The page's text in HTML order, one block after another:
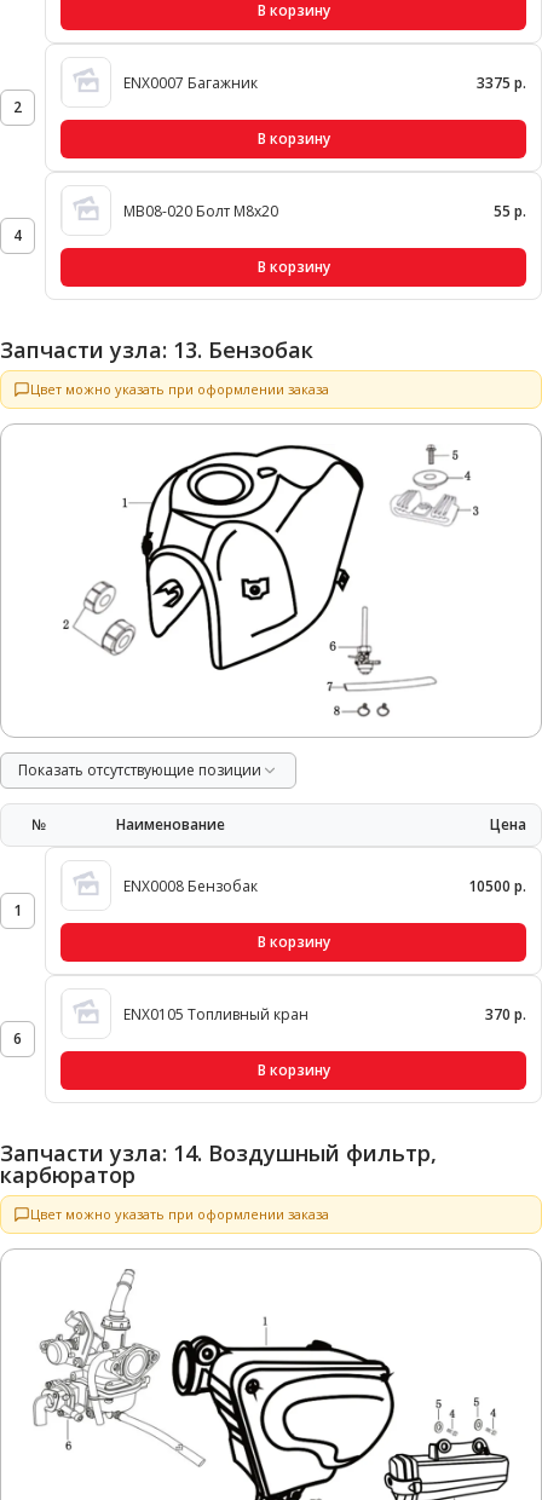
В корзину
2
ENX0007 Багажник 3375 р.
В корзину
4
MB08-020 Болт М8х20 55 р.
В корзину
Запчасти узла: 13. Бензобак
Цвет можно указать при оформлении заказа
Показать отсутствующие позиции
№ Наименование Цена
1
ENX0008 Бензобак 10500 р.
В корзину
6
ENX0105 Топливный кран 370 р.
В корзину
Запчасти узла: 14. Воздушный фильтр,
карбюратор
Цвет можно указать при оформлении заказа